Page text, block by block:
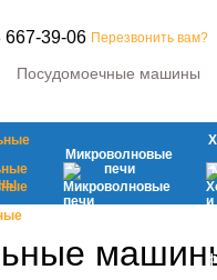
667-39-06 Перезвонить вам?
Посудомоечные машины
камеры
Вытяжки
техника
Микроволновые
печи